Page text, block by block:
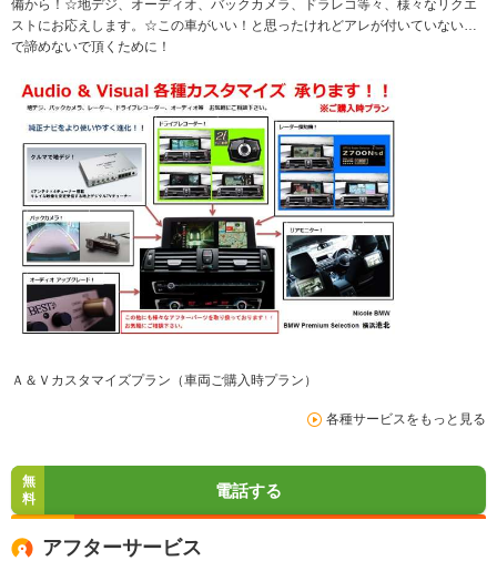
備から！☆地デジ、オーディオ、バックカメラ、ドラレコ等々、様々なリクエ
ストにお応えします。☆この車がいい！と思ったけれどアレが付いていない…
で諦めないで頂くために！
Ａ＆Ｖカスタマイズプラン（車両ご購入時プラン）
各種サービスをもっと見る
無
料
電話する
アフターサービス